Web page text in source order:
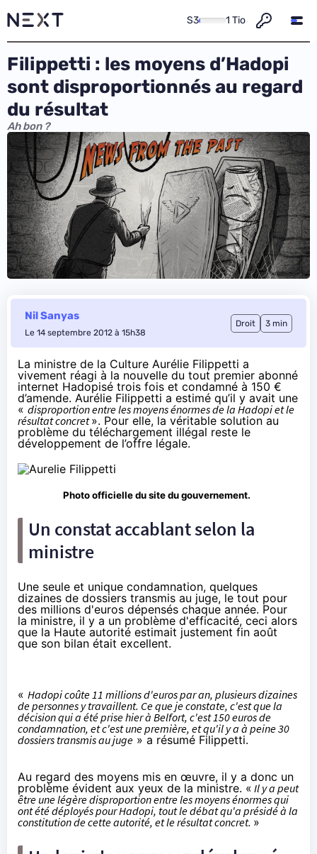
S3 1 Tio
Filippetti : les moyens d’Hadopi
sont disproportionnés au regard
du résultat
Ah bon ?
Nil Sanyas
Le 14 septembre 2012 à 15h38
Droit 3 min
La ministre de la Culture Aurélie Filippetti a
vivement réagi à la nouvelle du tout premier abonné
internet Hadopisé trois fois et condamné à 150 €
d’amende. Aurélie Filippetti a estimé qu’il y avait une
« disproportion entre les moyens énormes de la Hadopi et le
résultat concret». Pour elle, la véritable solution au
problème du téléchargement illégal reste le
développement de l’offre légale.
Photo officielle dusite du gouvernement.
Un constat accablant selon la
ministre
Une seule et unique condamnation, quelques
dizaines de dossiers transmis au juge, le tout pour
des millions d'euros dépensés chaque année. Pour
la ministre, il y a un problème d'efficacité, ceci alors
que la Haute autorité estimait justement fin août
que son bilan était excellent.
« Hadopi coûte 11 millions d'euros par an, plusieurs dizaines
de personnes y travaillent. Ce que je constate, c'est que la
décision qui a été prise hier à Belfort, c'est 150 euros de
condamnation, et c'est une première, et qu'il y a à peine 30
dossiers transmis au juge » a résumé Filippetti.
Au regard des moyens mis en œuvre, il y a donc un
problème évident aux yeux de la ministre. « Il y a peut
être une légère disproportion entre les moyens énormes qui
ont été déployés pour Hadopi, tout le débat qu'a présidé à la
constitution de cette autorité, et le résultat concret. »